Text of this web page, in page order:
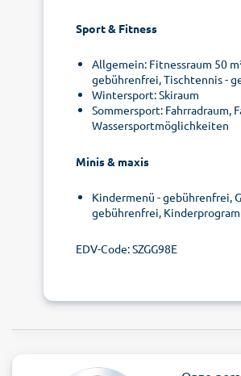
Sport & Fitness
Allgemein: Fitnessraum 50
gebührenfrei, Tischtennis -
Wintersport: Skiraum
Sommersport: Fahrradraum,
Wassersportmöglichkeiten
Minis & maxis
Kindermenü - gebührenfrei,
gebührenfrei,
EDV-Code: SZGG98E